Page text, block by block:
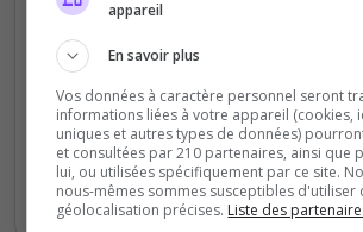
0
2.5
5
Mardi Jeudi Samedi
Votes Clics
appareil
En savoir plus
Vos données à caractère personnel seront
informations liées à votre appareil (cookies,
uniques et autres types de données)
et consultées par 210 partenaires, ainsi que
lui, ou utilisées spécifiquement par ce site.
nous-mêmes sommes susceptibles d'utiliser
géolocalisation précises. Liste des